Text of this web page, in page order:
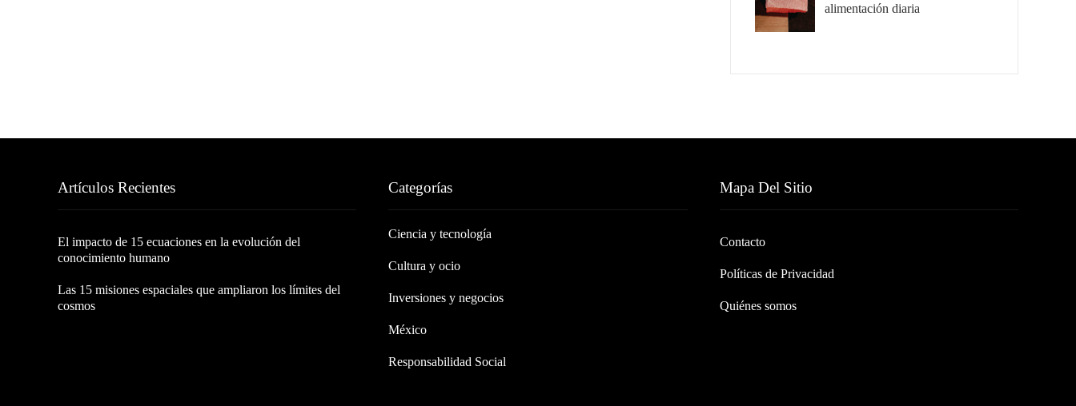
alimentación diaria
Artículos Recientes
El impacto de 15 ecuaciones en la evolución del
conocimiento humano
Las 15 misiones espaciales que ampliaron los límites del
cosmos
Categorías
Ciencia y tecnología
Cultura y ocio
Inversiones y negocios
México
Responsabilidad Social
Mapa Del Sitio
Contacto
Políticas de Privacidad
Quiénes somos